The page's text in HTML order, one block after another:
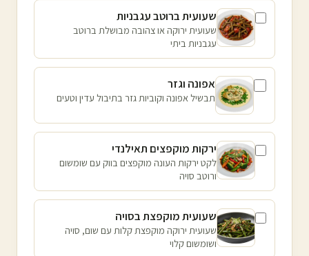
שעועית ברוטב עגבניות
שעועית ירוקה או צהובה מבושלת ברוטב
עגבניות ביתי
אפונה וגזר
תבשיל אפונה וקוביות גזר בתיבול עדין וטעים
ירקות מוקפצים תאילנדי
לקט ירקות העונה מוקפצים בווק עם שומשום
ורוטב סויה
שעועית מוקפצת בסויה
שעועית ירוקה מוקפצת קלות עם שום, סויה
ושומשום קלוי